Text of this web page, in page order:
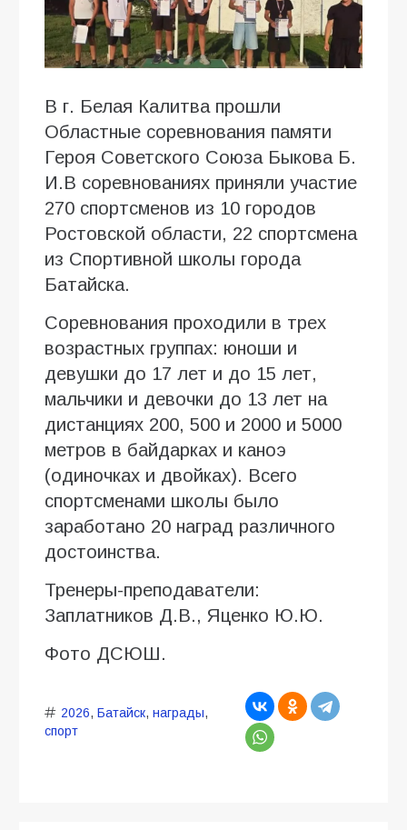
В г. Белая Калитва прошли
Областные соревнования памяти
Героя Советского Союза Быкова Б.
И.В соревнованиях приняли участие
270 спортсменов из 10 городов
Ростовской области, 22 спортсмена
из Спортивной школы города
Батайска.
Соревнования проходили в трех
возрастных группах: юноши и
девушки до 17 лет и до 15 лет,
мальчики и девочки до 13 лет на
дистанциях 200, 500 и 2000 и 5000
метров в байдарках и каноэ
(одиночках и двойках). Всего
спортсменами школы было
заработано 20 наград различного
достоинства.
Тренеры-преподаватели:
Заплатников Д.В., Яценко Ю.Ю.
Фото ДСЮШ.
2026, Батайск, награды,
спорт